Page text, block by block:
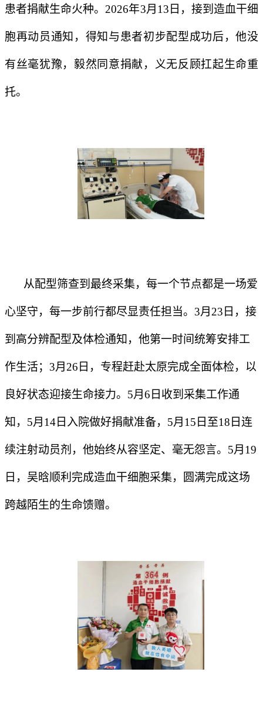
患者捐献生命火种。2026年3月13日，接到造血干细
胞再动员通知，得知与患者初步配型成功后，他没
有丝毫犹豫，毅然同意捐献，义无反顾扛起生命重
托。
从配型筛查到最终采集，每一个节点都是一场爱
心坚守，每一步前行都尽显责任担当。3月23日，接
到高分辨配型及体检通知，他第一时间统筹安排工
作生活；3月26日，专程赶赴太原完成全面体检，以
良好状态迎接生命接力。5月6日收到采集工作通
知，5月14日入院做好捐献准备，5月15日至18日连
续注射动员剂，他始终从容坚定、毫无怨言。5月19
日，吴晗顺利完成造血干细胞采集，圆满完成这场
跨越陌生的生命馈赠。